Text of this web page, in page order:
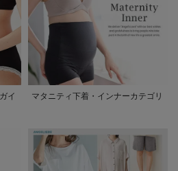
イ
マタニティ下着・インナーカテゴリ